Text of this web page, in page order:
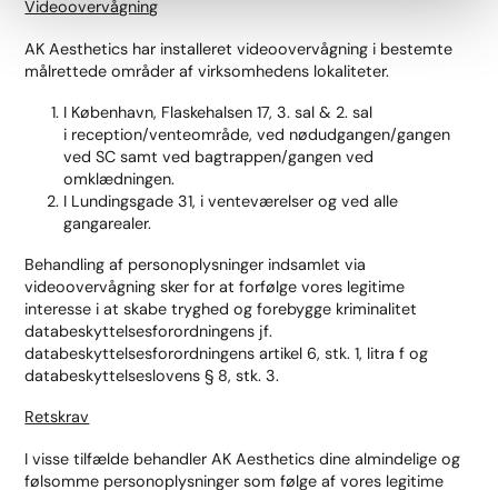
Videoovervågning
AK Aesthetics har installeret videoovervågning i bestemte
målrettede områder af virksomhedens lokaliteter.
I København, Flaskehalsen 17, 3. sal & 2. sal
i reception/venteområde, ved nødudgangen/gangen
ved SC samt ved bagtrappen/gangen ved
omklædningen.
I Lundingsgade 31, i venteværelser og ved alle
gangarealer.
Behandling af personoplysninger indsamlet via
videoovervågning sker for at forfølge vores legitime
interesse i at skabe tryghed og forebygge kriminalitet
databeskyttelsesforordningens jf.
databeskyttelsesforordningens artikel 6, stk. 1, litra f og
databeskyttelseslovens § 8, stk. 3.
Retskrav
I visse tilfælde behandler AK Aesthetics dine almindelige og
følsomme personoplysninger som følge af vores legitime